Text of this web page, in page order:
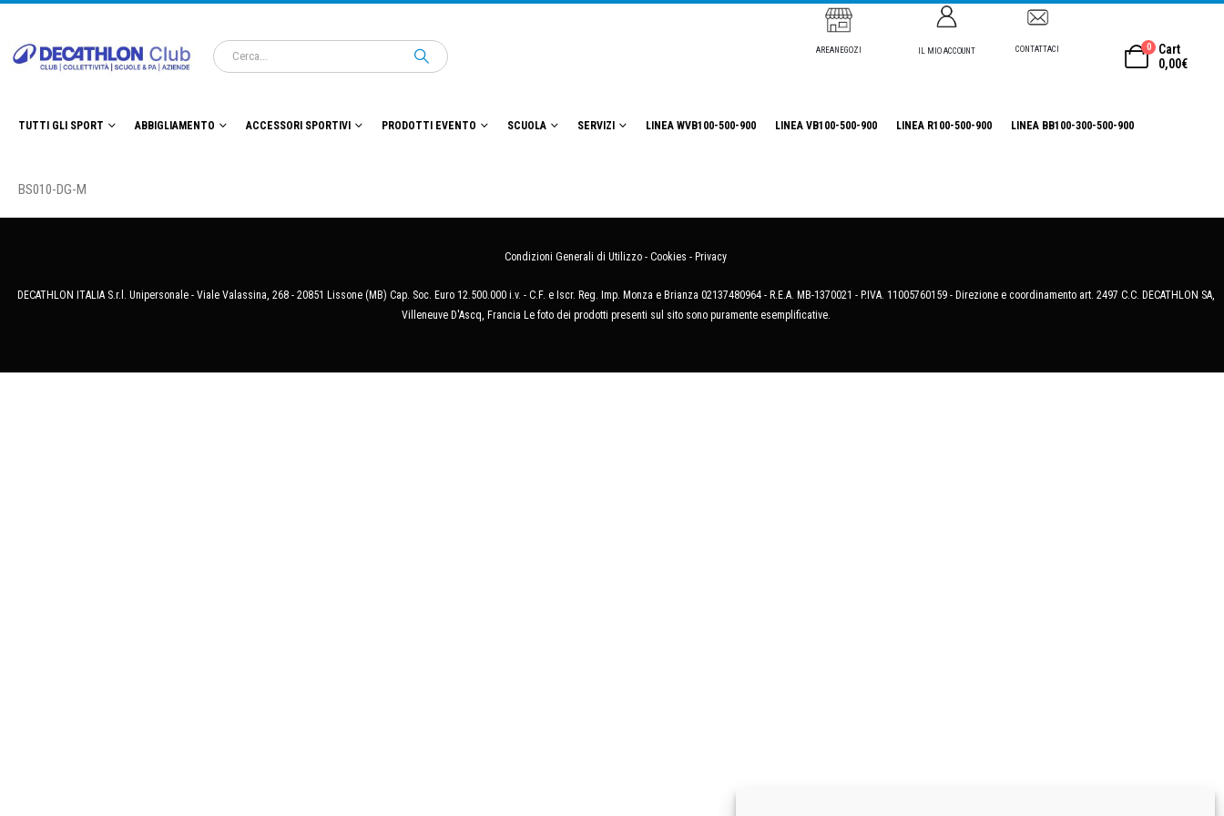
AREANEGOZI IL MIO ACCOUNT CONTATTACI 0
Cart
0,00€
TUTTI GLI SPORT ABBIGLIAMENTO ACCESSORI SPORTIVI PRODOTTI EVENTO SCUOLA SERVIZI LINEA WVB100-500-900 LINEA VB100-500-900 LINEA R100-500-900 LINEA BB100-300-500-900
BS010-DG-M
Condizioni Generali di Utilizzo - Cookies - Privacy
DECATHLON ITALIA S.r.l. Unipersonale - Viale Valassina, 268 - 20851 Lissone (MB) Cap. Soc. Euro 12.500.000 i.v. - C.F. e Iscr. Reg. Imp. Monza e Brianza 02137480964 - R.E.A. MB-1370021 - P.IVA. 11005760159 - Direzione e coordinamento art. 2497 C.C. DECATHLON SA,
Villeneuve D'Ascq, Francia Le foto dei prodotti presenti sul sito sono puramente esemplificative.